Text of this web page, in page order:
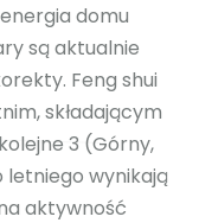
domu
są aktualnie
Feng shui
składającym
3 (Górny,
letniego wynikają
aktywność